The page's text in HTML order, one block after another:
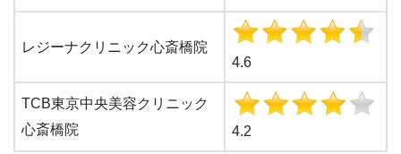
レジーナクリニック心斎橋院
4.6
TCB東京中央美容クリニック
心斎橋院
4.2